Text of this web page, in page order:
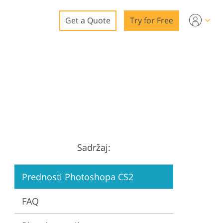
Get a Quote Try for Free
Sadržaj:
Prednosti Photoshopa CS2
FAQ